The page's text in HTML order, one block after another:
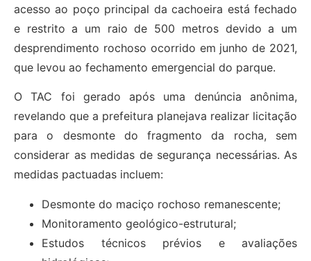
acesso ao poço principal da cachoeira está fechado
e restrito a um raio de 500 metros devido a um
desprendimento rochoso ocorrido em junho de 2021,
que levou ao fechamento emergencial do parque.
O TAC foi gerado após uma denúncia anônima,
revelando que a prefeitura planejava realizar licitação
para o desmonte do fragmento da rocha, sem
considerar as medidas de segurança necessárias. As
medidas pactuadas incluem:
Desmonte do maciço rochoso remanescente;
Monitoramento geológico-estrutural;
Estudos técnicos prévios e avaliações